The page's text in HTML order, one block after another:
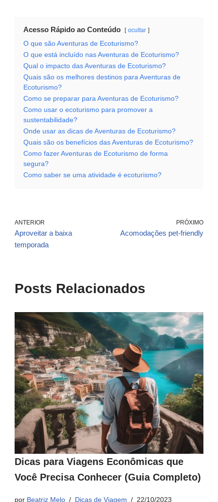
Acesso Rápido ao Conteúdo ocultar
O que são Aventuras de Ecoturismo?
O que está incluído nas Aventuras de Ecoturismo?
Qual o impacto das Aventuras de Ecoturismo?
Quais são os melhores destinos para Aventuras de
Ecoturismo?
Como se preparar para Aventuras de Ecoturismo?
Como usar o ecoturismo para promover a
sustentabilidade?
Onde usar as dicas de Aventuras de Ecoturismo?
Quais são os benefícios das Aventuras de Ecoturismo?
Como fazer Aventuras de Ecoturismo de forma
segura?
Como saber se uma atividade é ecoturismo?
ANTERIOR
Aproveitar a baixa
temporada
PRÓXIMO
Acomodações pet-friendly
Posts Relacionados
Dicas para Viagens Econômicas que
Você Precisa Conhecer (Guia Completo)
por Beatriz Melo Dicas de Viagem 22/10/2023